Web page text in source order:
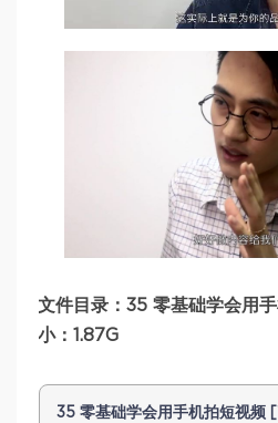
文件目录：35 零基础学会用
小：1.87G
35 零基础学会用手机拍短视频